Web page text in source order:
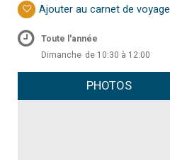
Ajouter au carnet de voyage
Toute l'année
Dimanche de 10:30 à 12:00
PHOTOS